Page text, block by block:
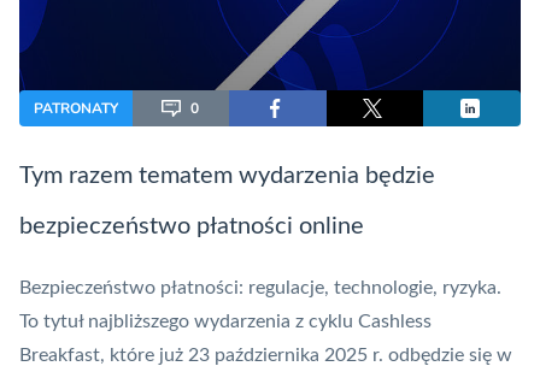
PATRONATY 0
Tym razem tematem wydarzenia będzie
bezpieczeństwo płatności online
Bezpieczeństwo płatności: regulacje, technologie, ryzyka.
To tytuł najbliższego wydarzenia z cyklu Cashless
Breakfast, które już 23 października 2025 r. odbędzie się w